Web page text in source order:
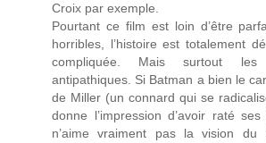
Croix par exemple.
Pourtant ce film est loin d’être
horribles, l’histoire est totalement
compliquée. Mais surtout les
antipathiques. Si Batman a bien le
de Miller (un connard qui se
donne l’impression d’avoir raté
n’aime vraiment pas la vision